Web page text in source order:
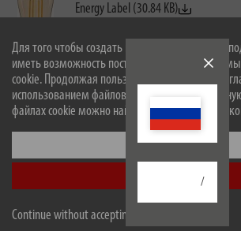
Для того чтобы создать наш сайт оптимально
иметь возможность постоянно его улучшать,
cookie. Продолжая пользоваться сайтом, вы
использованием файлов cookie. Более
файлах cookie можно найти в нашей политике
Настроить
Принять все
Continue without accepting
/
Energy Label (30.84 KB)
1294870272
Energy Label (31.46 KB)